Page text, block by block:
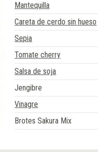
Mantequilla
Careta de cerdo sin hueso
Sepia
Tomate cherry
Salsa de soja
Jengibre
Vinagre
Brotes Sakura Mix